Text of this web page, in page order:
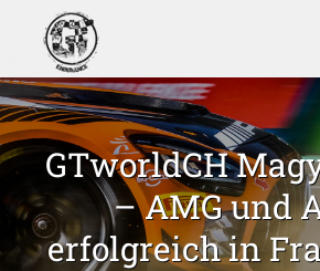
GTworldCH
– AMG und
erfolgreich in
Sie befinden sich hier: